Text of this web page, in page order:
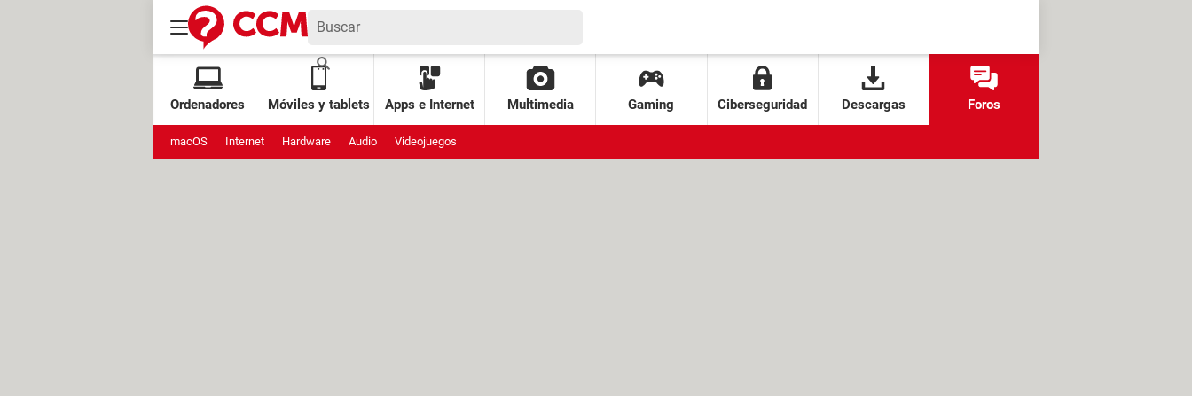
Ordenadores Móviles y tablets Apps e Internet Multimedia Gaming Ciberseguridad Descargas Foros
macOS Internet Hardware Audio Videojuegos